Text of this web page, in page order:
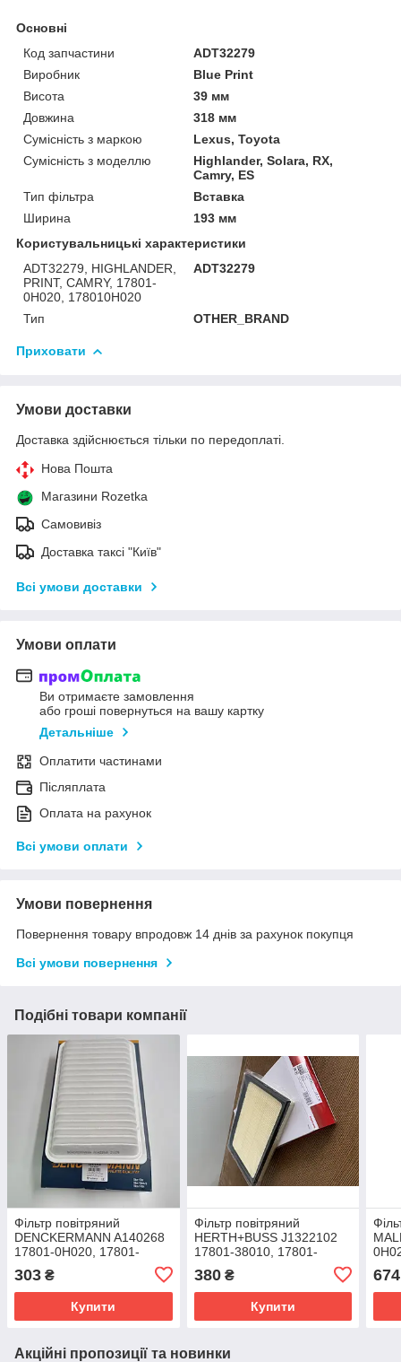
Основні
Код запчастини
ADT32279
Виробник
Blue Print
Висота
39 мм
Довжина
318 мм
Сумісність з маркою
Lexus, Toyota
Сумісність з моделлю
Highlander, Solara, RX,
Camry, ES
Тип фільтра
Вставка
Ширина
193 мм
Користувальницькі характеристики
ADT32279, HIGHLANDER,
PRINT, CAMRY, 17801-
0H020, 178010H020
ADT32279
Тип OTHER_BRAND
Приховати
Умови доставки
Доставка здійснюється тільки по передоплаті.
Нова Пошта
Магазини Rozetka
Самовивіз
Доставка таксі "Київ"
Всі умови доставки
Умови оплати
Ви отримаєте замовлення
або гроші повернуться на вашу картку
Детальніше
Оплатити частинами
Післяплата
Оплата на рахунок
Всі умови оплати
Умови повернення
Повернення товару впродовж 14 днів за рахунок покупця
Всі умови повернення
Подібні товари компанії
Фільтр повітряний
DENCKERMANN A140268
17801-0H020, 17801-
17801-OH050, 17801-
0H060, 17801-20040,
17801-0H010,
303 ₴
Купити
Фільтр повітряний
HERTH+BUSS J1322102
17801-38010, 17801-
17801-0V020,
178010V040, 17801-
380₴
Купити
674
Акційні пропозиції та новинки